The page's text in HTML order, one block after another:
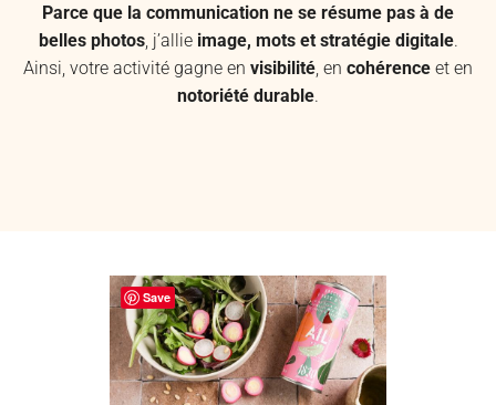
Parce que la communication ne se résume pas à de
belles photos, j’allie image, mots et stratégie digitale.
Ainsi, votre activité gagne en visibilité, en cohérence et en
notoriété durable.
Save